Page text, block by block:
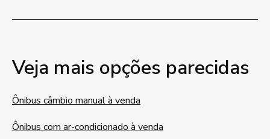
Veja mais opções parecidas
Ônibus câmbio manual à venda
Ônibus com ar-condicionado à venda